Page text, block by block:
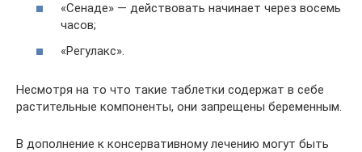
«Сенаде» — действовать начинает через восемь
часов;
«Регулакс».
Несмотря на то что такие таблетки содержат в себе
растительные компоненты, они запрещены беременным.
В дополнение к консервативному лечению могут быть